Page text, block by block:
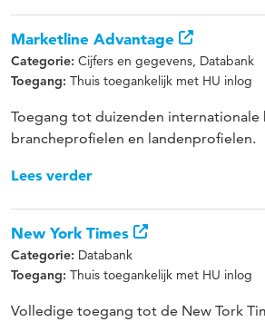
Marketline Advantage
Categorie: Cijfers en gegevens, Databank
Toegang: Thuis toegankelijk met HU inlog
Toegang tot duizenden
brancheprofielen en landenprofielen.
Lees verder
New York Times
Categorie: Databank
Toegang: Thuis toegankelijk met HU inlog
Volledige toegang tot de New Tork